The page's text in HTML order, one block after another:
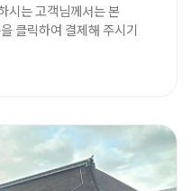
시는 고객님께서는 본
클릭하여 결제해 주시기